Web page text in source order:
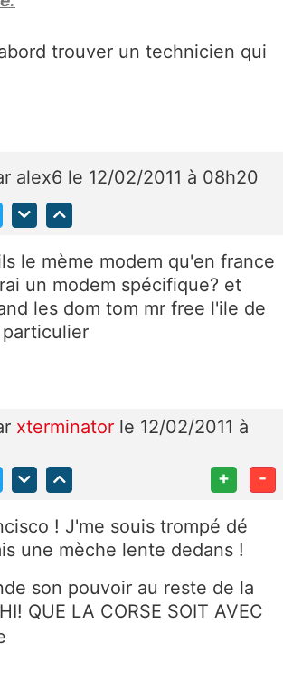
trouver un technicien qui
alex6 le 12/02/2011 à 08h20
le mème modem qu'en france
un modem spécifique? et
les dom tom mr free l'ile de
xterminator le 12/02/2011 à
+ -
! J'me souis trompé dé
une mèche lente dedans !
son pouvoir au reste de la
QUE LA CORSE SOIT AVEC